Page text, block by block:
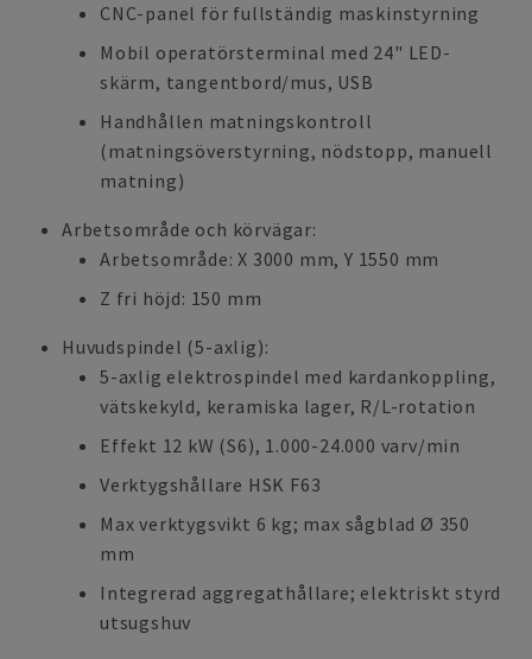
CNC-panel för fullständig maskinstyrning
Mobil operatörsterminal med 24" LED-
skärm, tangentbord/mus, USB
Handhållen matningskontroll
(matningsöverstyrning, nödstopp, manuell
matning)
Arbetsområde och körvägar:
Arbetsområde: X 3000 mm, Y 1550 mm
Z fri höjd: 150 mm
Huvudspindel (5-axlig):
5-axlig elektrospindel med kardankoppling,
vätskekyld, keramiska lager, R/L-rotation
Effekt 12 kW (S6), 1.000-24.000 varv/min
Verktygshållare HSK F63
Max verktygsvikt 6 kg; max sågblad Ø 350
mm
Integrerad aggregathållare; elektriskt styrd
utsugshuv